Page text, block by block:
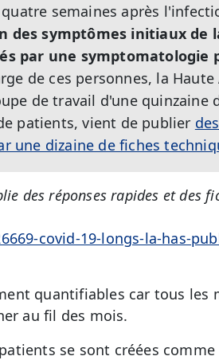
semaines après
des symptômes initiaux de
par une symptomatologie
de ces personnes, la
de travail d'une quinzaine
patients, vient de publier
une dizaine de fiches
des réponses rapides et des
covid-19-longs-la-has-
quantifiables car tous les
au fil des mois.
se sont créées comme